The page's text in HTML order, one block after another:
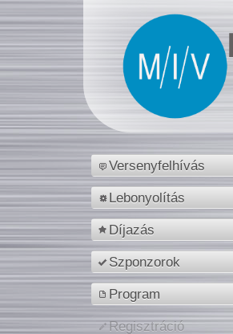
Versenyfelhívás
Lebonyolítás
Díjazás
Szponzorok
Program
Regisztráció